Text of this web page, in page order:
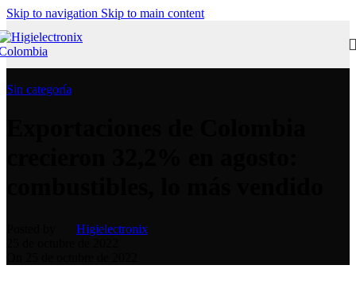
Skip to navigation Skip to main content
Sin categoría
Higielectronix